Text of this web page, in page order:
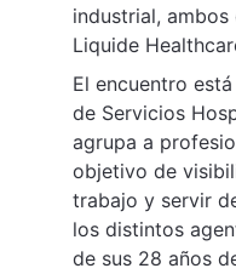
industrial,
Liquide
El encuentro
de Servicios
agrupa a
objetivo de
trabajo y servir
los distintos
de sus 28 años